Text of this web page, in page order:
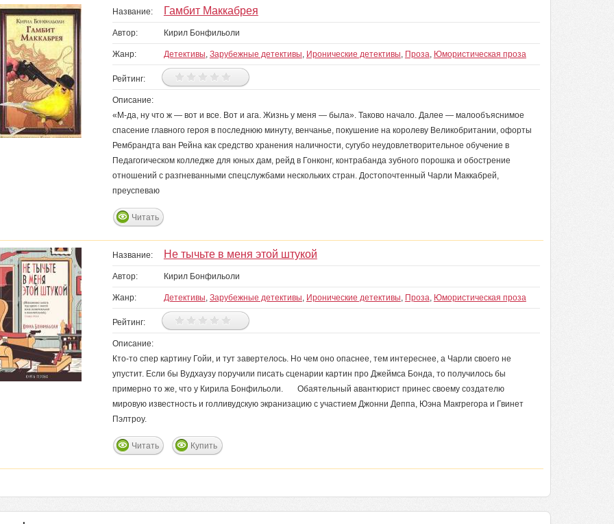
Название: Гамбит Маккабрея
Автор: Кирил Бонфильоли
Жанр: Детективы, Зарубежные детективы, Иронические детективы, Проза, Юмористическая проза
Рейтинг:
Описание:
«М-да, ну что ж — вот и все. Вот и ага. Жизнь у меня — была». Таково начало. Далее — малообъяснимое
спасение главного героя в последнюю минуту, венчанье, покушение на королеву Великобритании, офорты
Рембрандта ван Рейна как средство хранения наличности, сугубо неудовлетворительное обучение в
Педагогическом колледже для юных дам, рейд в Гонконг, контрабанда зубного порошка и обострение
отношений с разгневанными спецслужбами нескольких стран. Достопочтенный Чарли Маккабрей,
преуспеваю
Читать
Название: Не тычьте в меня этой штукой
Автор: Кирил Бонфильоли
Жанр: Детективы, Зарубежные детективы, Иронические детективы, Проза, Юмористическая проза
Рейтинг:
Описание:
Кто-то спер картину Гойи, и тут завертелось. Но чем оно опаснее, тем интереснее, а Чарли своего не
упустит. Если бы Вудхаузу поручили писать сценарии картин про Джеймса Бонда, то получилось бы
примерно то же, что у Кирила Бонфильоли. Обаятельный авантюрист принес своему создателю
мировую известность и голливудскую экранизацию с участием Джонни Деппа, Юэна Макгрегора и Гвинет
Пэлтроу.
Читать Купить